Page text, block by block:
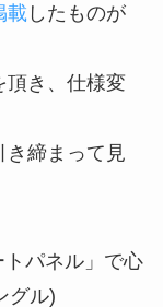
載 したものが
頂き、仕様変
き締まって見